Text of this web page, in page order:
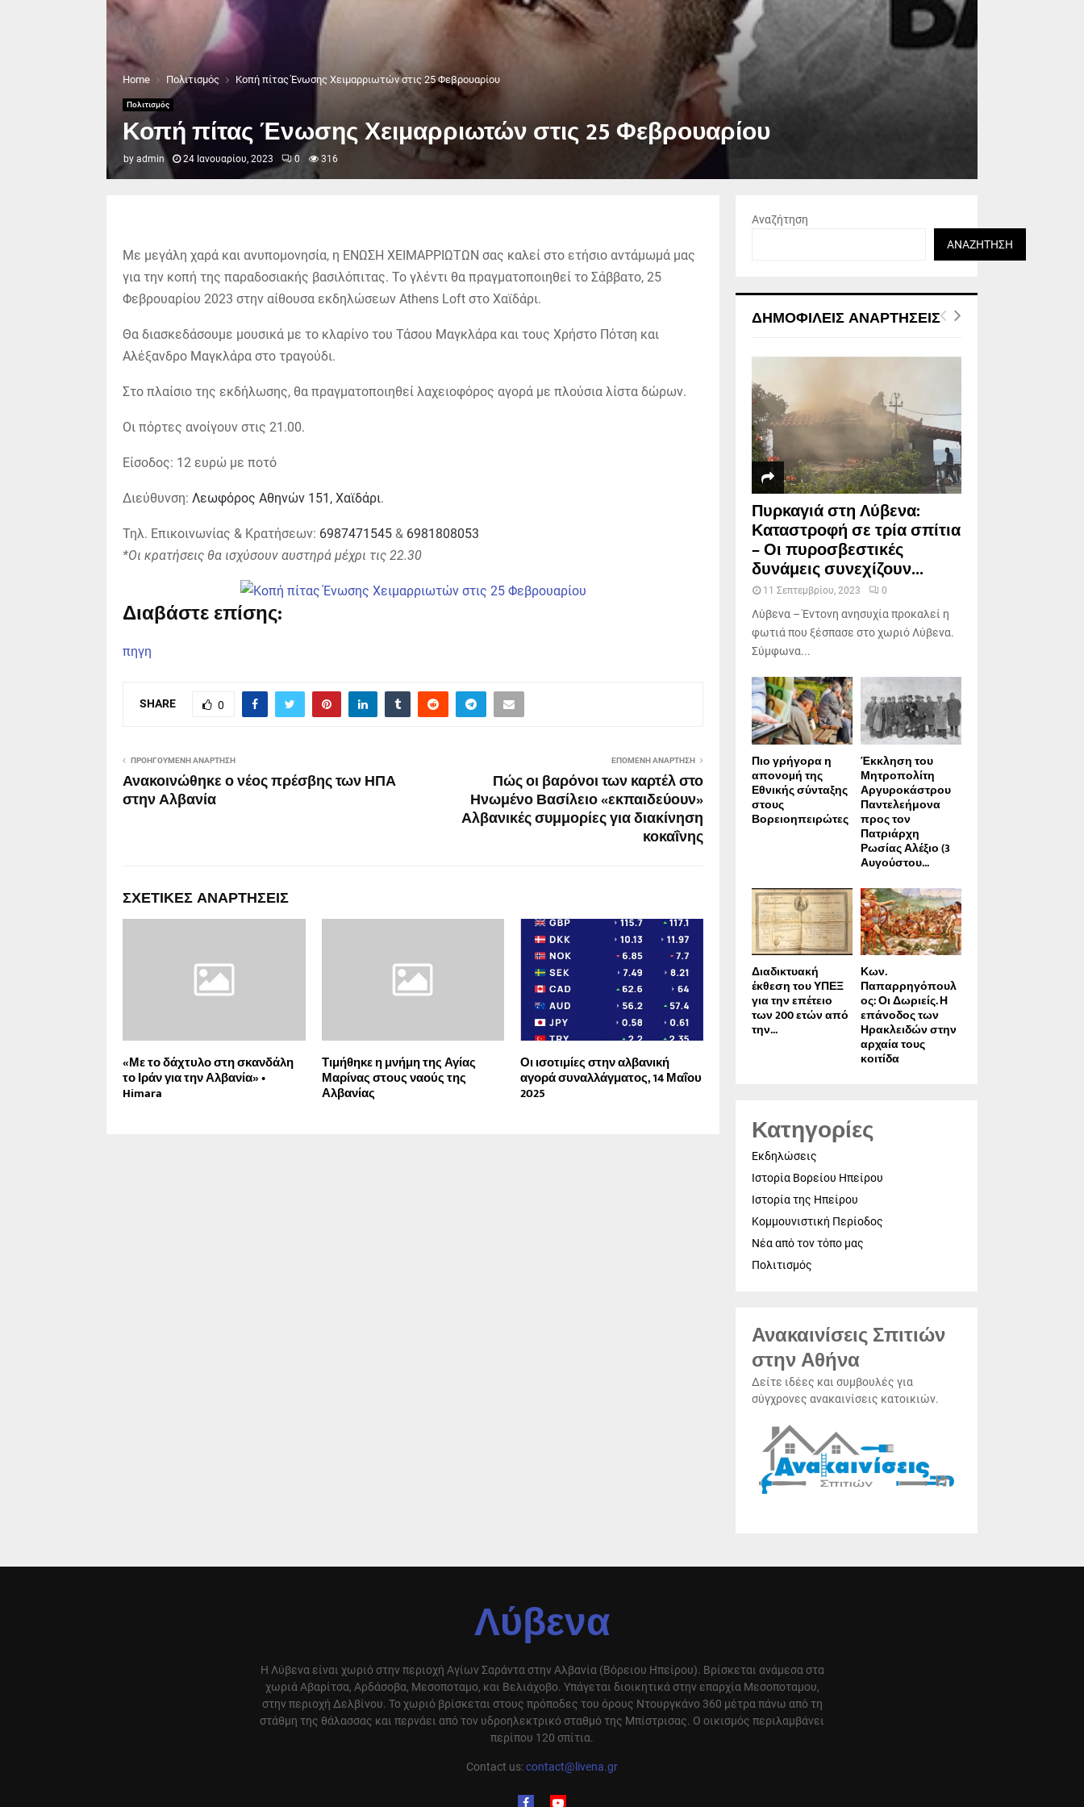
Home Πολιτισμός Κοπή πίτας Ένωσης Χειμαρριωτών στις 25 Φεβρουαρίου
Πολιτισμός
Κοπή πίτας Ένωσης Χειμαρριωτών στις 25 Φεβρουαρίου
by admin 24 Ιανουαρίου, 2023 0 316
Με μεγάλη χαρά και ανυπομονησία, η ΕΝΩΣΗ ΧΕΙΜΑΡΡΙΩΤΩΝ σας καλεί στο ετήσιο αντάμωμά μας
για την κοπή της παραδοσιακής βασιλόπιτας. Το γλέντι θα πραγματοποιηθεί το Σάββατο, 25
Φεβρουαρίου 2023 στην αίθουσα εκδηλώσεων Athens Loft στο Χαϊδάρι.
Θα διασκεδάσουμε μουσικά με το κλαρίνο του Τάσου Μαγκλάρα και τους Χρήστο Πότση και
Αλέξανδρο Μαγκλάρα στο τραγούδι.
Στο πλαίσιο της εκδήλωσης, θα πραγματοποιηθεί λαχειοφόρος αγορά με πλούσια λίστα δώρων.
Οι πόρτες ανοίγουν στις 21.00.
Είσοδος: 12 ευρώ με ποτό
Διεύθυνση: Λεωφόρος Αθηνών 151, Χαϊδάρι.
Τηλ. Επικοινωνίας & Κρατήσεων: 6987471545 & 6981808053
*Οι κρατήσεις θα ισχύσουν αυστηρά μέχρι τις 22.30
Διαβάστε επίσης:
πηγη
SHARE 0
ΠΡΟΗΓΟΎΜΕΝΗ ΑΝΆΡΤΗΣΗ
Ανακοινώθηκε ο νέος πρέσβης των ΗΠΑ
στην Αλβανία
ΕΠΌΜΕΝΗ ΑΝΆΡΤΗΣΗ
Πώς οι βαρόνοι των καρτέλ στο
Ηνωμένο Βασίλειο «εκπαιδεύουν»
Αλβανικές συμμορίες για διακίνηση
κοκαΐνης
ΣΧΕΤΙΚΈΣ ΑΝΑΡΤΉΣΕΙΣ
«Με το δάχτυλο στη σκανδάλη
το Ιράν για την Αλβανία» •
Himara
Τιμήθηκε η μνήμη της Αγίας
Μαρίνας στους ναούς της
Αλβανίας
Οι ισοτιμίες στην αλβανική
αγορά συναλλάγματος, 14 Μαΐου
2025
Αναζήτηση
ΑΝΑΖΉΤΗΣΗ
ΔΗΜΟΦΙΛΕΊΣ ΑΝΑΡΤΉΣΕΙΣ
Πυρκαγιά στη Λύβενα:
Καταστροφή σε τρία σπίτια
– Οι πυροσβεστικές
δυνάμεις συνεχίζουν...
11 Σεπτεμβρίου, 2023 0
Λύβενα – Έντονη ανησυχία προκαλεί η
φωτιά που ξέσπασε στο χωριό Λύβενα.
Σύμφωνα...
Πιο γρήγορα η
απονοµή της
Εθνικής σύνταξης
στους
Βορειοηπειρώτες
Έκκληση του
Μητροπολίτη
Αργυροκάστρου
Παντελεήμονα
προς τον
Πατριάρχη
Ρωσίας Αλέξιο (3
Αυγούστου...
Διαδικτυακή
έκθεση του ΥΠΕΞ
για την επέτειο
των 200 ετών από
την...
Κων.
Παπαρρηγόπουλ
ος: Οι Δωριείς. Η
επάνοδος των
Ηρακλειδών στην
αρχαία τους
κοιτίδα
Κατηγορίες
Εκδηλώσεις
Ιστορία Βορείου Ηπείρου
Ιστορία της Ηπείρου
Κομμουνιστική Περίοδος
Νέα από τον τόπο μας
Πολιτισμός
Ανακαινίσεις Σπιτιών
στην Αθήνα
Δείτε ιδέες και συμβουλές για
σύγχρονες ανακαινίσεις κατοικιών.
Λύβενα
Η Λύβενα είναι χωριό στην περιοχή Αγίων Σαράντα στην Αλβανία (Βόρειου Ηπείρου). Βρίσκεται ανάμεσα στα
χωριά Αβαρίτσα, Αρδάσοβα, Μεσοποταμο, και Βελιάχοβο. Υπάγεται διοικητικά στην επαρχία Μεσοποταμου,
στην περιοχή Δελβίνου. Το χωριό βρίσκεται στους πρόποδες του όρους Ντουργκάνο 360 μέτρα πάνω από τη
στάθμη της θάλασσας και περνάει από τον υδροηλεκτρικό σταθμό της Μπίστρισας. Ο οικισμός περιλαμβάνει
περίπου 120 σπίτια.
Contact us:contact@livena.gr